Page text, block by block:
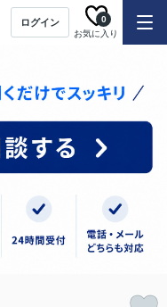
ログイン
お気に入り
0